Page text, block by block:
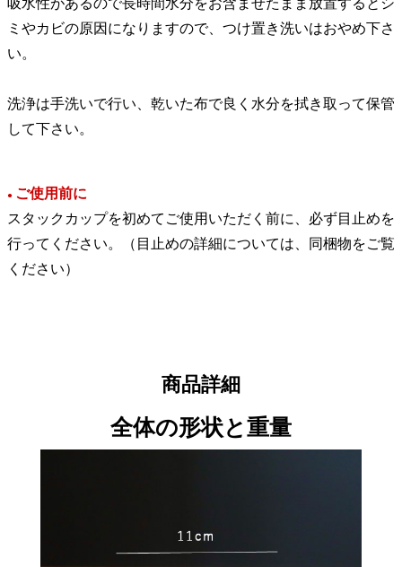
吸水性があるので長時間水分をお含ませたまま放置するとシ
ミやカビの原因になりますので、つけ置き洗いはおやめ下さ
い。
洗浄は手洗いで行い、乾いた布で良く水分を拭き取って保管
して下さい。
● ご使用前に
スタックカップを初めてご使用いただく前に、必ず目止めを
行ってください。（目止めの詳細については、同梱物をご覧
ください）
商品詳細
全体の形状と重量